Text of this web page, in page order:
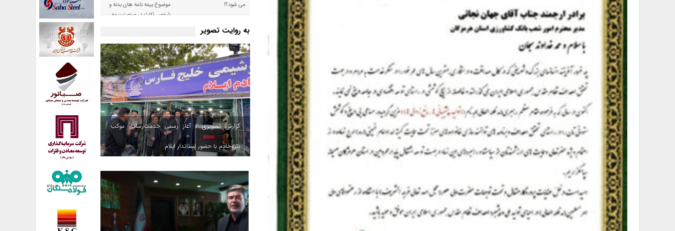
می شود؟!
موضوع بیمه نامه های بدنه و
شخص ثالث در صنعت بیمه
به روایت تصویر
گزارش تصویری / آغاز رسمی خدمت‌رسانی موکب
پتروخادم با حضور استاندار ایلام